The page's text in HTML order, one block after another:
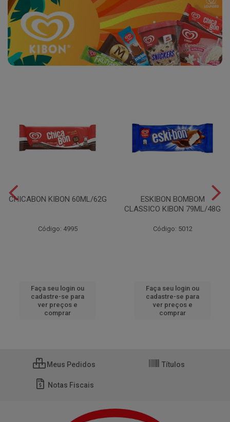
CHICABON KIBON 60ML/62G
Código: 4995
Faça seu login ou
cadastre-se para
ver preços e
comprar
ESKIBON BOMBOM
CLASSICO KIBON 79ML/48G
Código: 5012
Faça seu login ou
cadastre-se para
ver preços e
comprar
Meus Pedidos Títulos
Notas Fiscais